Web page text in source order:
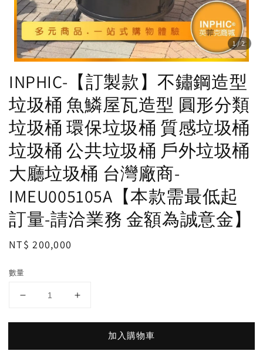
1/2
INPHIC-【訂製款】不鏽鋼造型
垃圾桶 魚鱗屋瓦造型 圓形分類
垃圾桶 環保垃圾桶 質感垃圾桶
垃圾桶 公共垃圾桶 戶外垃圾桶
大廳垃圾桶 台灣廠商-
IMEU005105A【本款需最低起
訂量-請洽業務 金額為誠意金】
Regular
NT$ 200,000
數量
加入購物車